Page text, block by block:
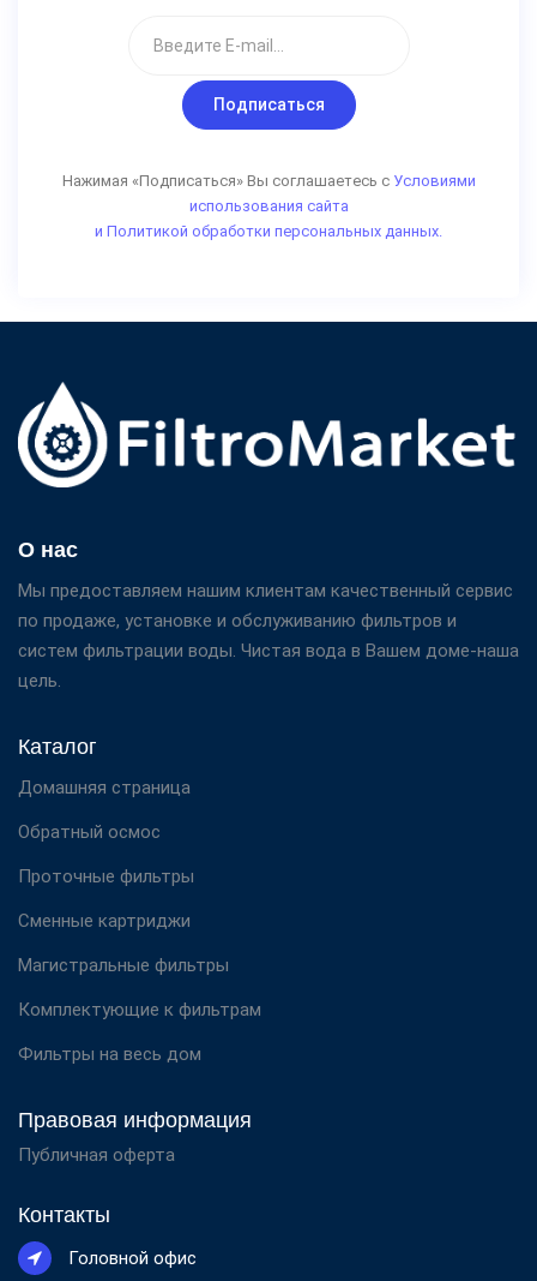
Подписаться
Нажимая «Подписаться» Вы соглашаетесь с Условиями
использования сайта
и Политикой обработки персональных данных.
О нас
Мы предоставляем нашим клиентам качественный сервис
по продаже, установке и обслуживанию фильтров и
систем фильтрации воды. Чистая вода в Вашем доме-наша
цель.
Каталог
Домашняя страница
Обратный осмос
Проточные фильтры
Сменные картриджи
Магистральные фильтры
Комплектующие к фильтрам
Фильтры на весь дом
Правовая информация
Публичная оферта
Контакты
Головной офис